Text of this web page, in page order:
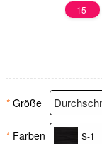
15
* Größe
* Farben S-1